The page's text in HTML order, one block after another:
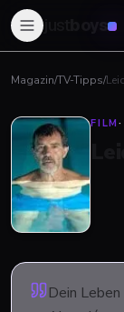
boys
Magazin/TV-Tipps/
FILM·
Dein